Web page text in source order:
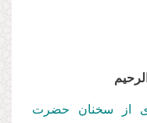
از سخنان حضرت